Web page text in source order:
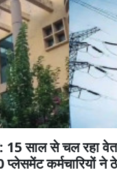
15 साल से चल रहा
प्लेसमेंट कर्मचारियों